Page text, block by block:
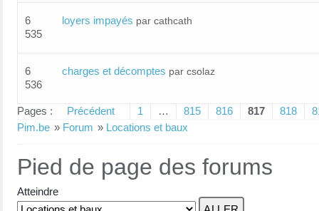
6
535
loyers impayés par cathcath
6
536
charges et décomptes par csolaz
Pages : Précédent 1 … 815 816 817 818
Pim.be » Forum » Locations et baux
Pied de page des forums
Atteindre